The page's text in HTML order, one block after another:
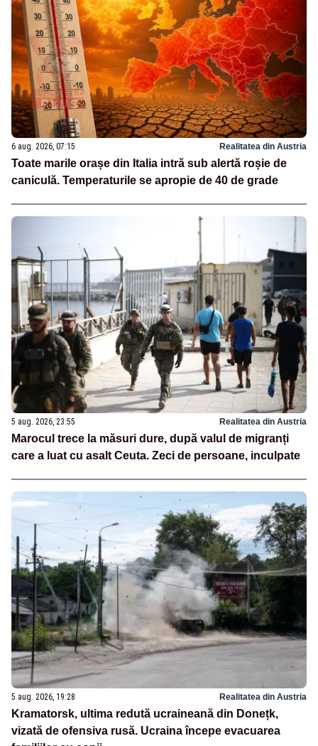
6 aug. 2026, 07:15 Realitatea din Austria
Toate marile orașe din Italia intră sub alertă roșie de
caniculă. Temperaturile se apropie de 40 de grade
5 aug. 2026, 23:55 Realitatea din Austria
Marocul trece la măsuri dure, după valul de migranți
care a luat cu asalt Ceuta. Zeci de persoane, inculpate
5 aug. 2026, 19:28 Realitatea din Austria
Kramatorsk, ultima redută ucraineană din Donețk,
vizată de ofensiva rusă. Ucraina începe evacuarea